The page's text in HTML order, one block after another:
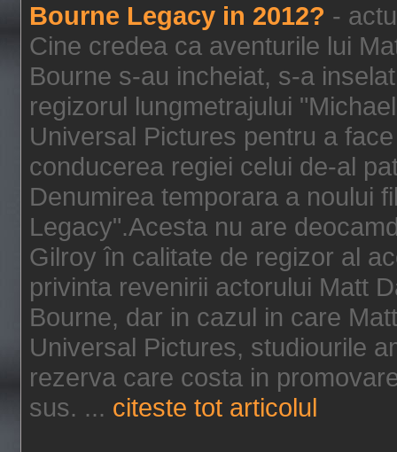
Bourne Legacy in 2012? -
Cine credea ca aventurile lui
Bourne s-au incheiat, s-a
regizorul lungmetrajului
Universal Pictures pentru a
conducerea regiei celui de-al
Denumirea temporara a noului
Legacy".Acesta nu are
Gilroy în calitate de regizor al
privinta revenirii actorului Matt
Bourne, dar in cazul in care
Universal Pictures, studiourile
rezerva care costa in
sus. ... citeste tot articolul